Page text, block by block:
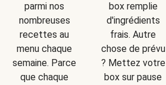
parmi nos
nombreuses
recettes au
menu chaque
semaine. Parce
que chaque
box remplie
d'ingrédients
frais. Autre
chose de prévu
? Mettez votre
box sur pause